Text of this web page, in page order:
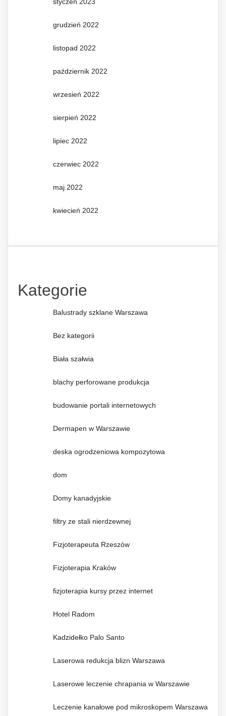
grudzień 2022
listopad 2022
październik 2022
wrzesień 2022
sierpień 2022
lipiec 2022
czerwiec 2022
maj 2022
kwiecień 2022
Kategorie
Balustrady szklane Warszawa
Bez kategorii
Biała szałwia
blachy perforowane produkcja
budowanie portali internetowych
Dermapen w Warszawie
deska ogrodzeniowa kompozytowa
dom
Domy kanadyjskie
filtry ze stali nierdzewnej
Fizjoterapeuta Rzeszów
Fizjoterapia Kraków
fizjoterapia kursy przez internet
Hotel Radom
Kadzidełko Palo Santo
Laserowa redukcja blizn Warszawa
Laserowe leczenie chrapania w Warszawie
Leczenie kanałowe pod mikroskopem Warszawa